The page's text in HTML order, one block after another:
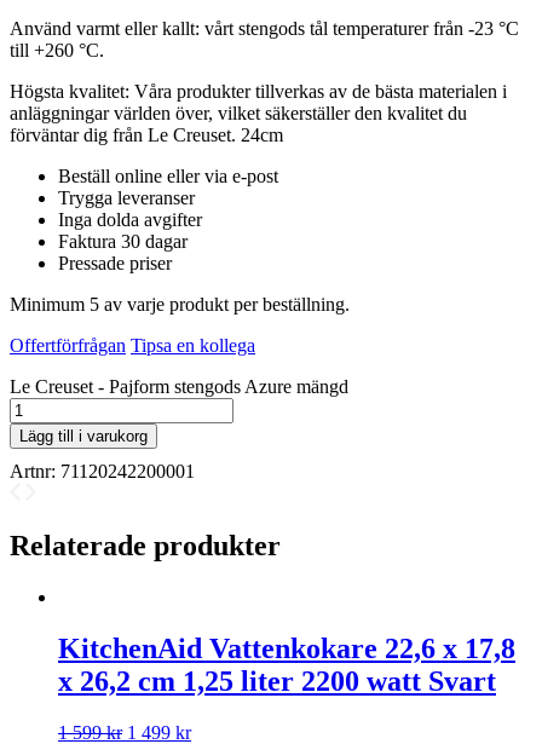
Använd varmt eller kallt: vårt stengods tål temperaturer från -23 °C
till +260 °C.
Högsta kvalitet: Våra produkter tillverkas av de bästa materialen i
anläggningar världen över, vilket säkerställer den kvalitet du
förväntar dig från Le Creuset. 24cm
Beställ online eller via e-post
Trygga leveranser
Inga dolda avgifter
Faktura 30 dagar
Pressade priser
Minimum 5 av varje produkt per beställning.
Offertförfrågan Tipsa en kollega
Le Creuset - Pajform stengods Azure mängd
Lägg till i varukorg
Artnr: 71120242200001
Relaterade produkter
KitchenAid Vattenkokare 22,6 x 17,8
x 26,2 cm 1,25 liter 2200 watt Svart
1 599kr 1 499 kr